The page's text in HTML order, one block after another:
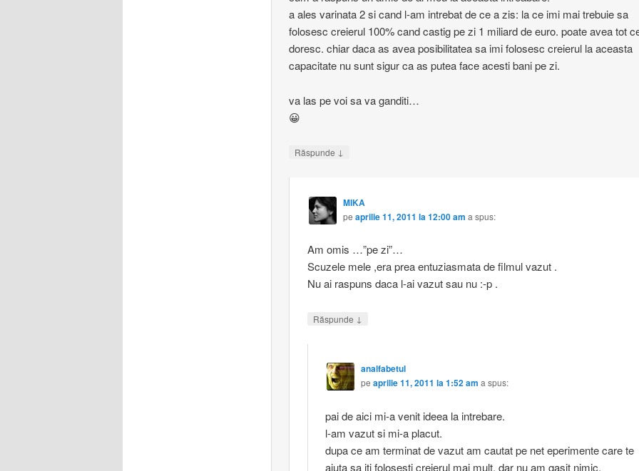
a ales varinata 2 si cand l-am intrebat de ce a zis: la ce imi mai trebuie sa
folosesc creierul 100% cand castig pe zi 1 miliard de euro. poate avea tot
doresc. chiar daca as avea posibilitatea sa imi folosesc creierul la aceasta
capacitate nu sunt sigur ca as putea face acesti bani pe zi.
va las pe voi sa va ganditi…
😀
Răspunde ↓
MIKA
pe aprilie 11, 2011 la 12:00 am a spus:
Am omis …”pe zi”…
Scuzele mele ,era prea entuziasmata de filmul vazut .
Nu ai raspuns daca l-ai vazut sau nu :-p .
Răspunde ↓
analfabetul
pe aprilie 11, 2011 la 1:52 am a spus:
pai de aici mi-a venit ideea la intrebare.
l-am vazut si mi-a placut.
dupa ce am terminat de vazut am cautat pe net eperimente care te
ajuta sa iti folosesti creierul mai mult. dar nu am gasit nimic.